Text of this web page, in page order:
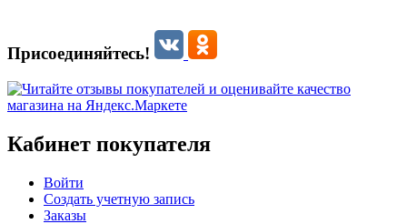
Присоединяйтесь!
Кабинет покупателя
Войти
Создать учетную запись
Заказы